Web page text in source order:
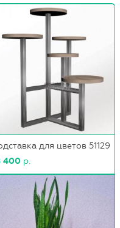
для цветов 51129
400 р.